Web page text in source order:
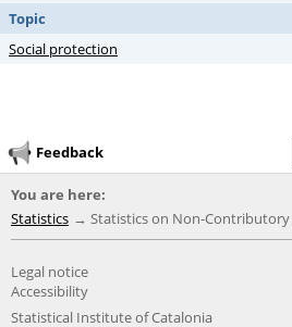
Topic
Social protection
Feedback
You are here:
Statistics
Statistics on Non-Contributory
Legal notice
Accessibility
Statistical Institute of Catalonia